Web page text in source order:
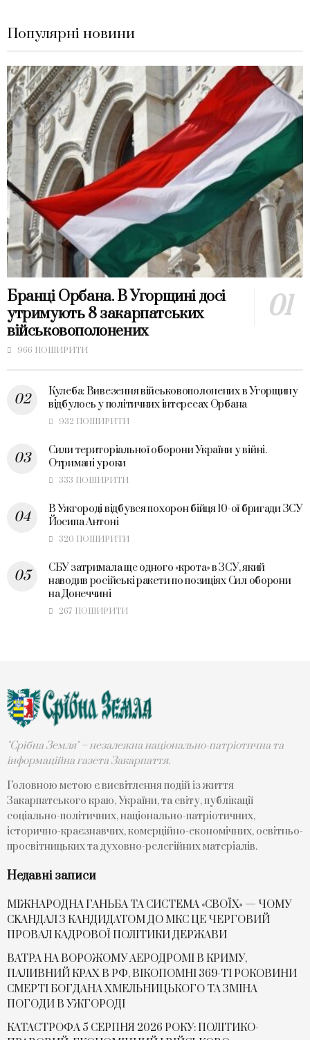
Популярні новини
Бранці Орбана. В Угорщині досі
утримують 8 закарпатських
військовополонених
966 ПОШИРИТИ
Кулеба: Вивезення військовополонених в Угорщину
відбулось у політичних інтересах Орбана
932 ПОШИРИТИ
Сили територіальної оборони України у війні.
Отримані уроки
333 ПОШИРИТИ
В Ужгороді відбувся похорон бійця 10-ої бригади ЗСУ
Йосипа Антоні
320 ПОШИРИТИ
СБУ затримала ще одного «крота» в ЗСУ, який
наводив російські ракети по позиціях Сил оборони
на Донеччині
267 ПОШИРИТИ
"Срібна Земля" – незалежна національно-патріотична та
інформаційна газета Закарпаття.
Головною метою є висвітлення подій із життя
Закарпатського краю, України, та світу, публікації
соціально-політичних, національно-патріотичних,
історично-краєзнавчих, комерційно-економічних, освітньо-
просвітницьких та духовно-релегійних матеріалів.
Недавні записи
МІЖНАРОДНА ГАНЬБА ТА СИСТЕМА «СВОЇХ» — ЧОМУ
СKАНДАЛ З КАНДИДАТОМ ДО МКС ЦЕ ЧЕРГОВИЙ
ПРОВАЛ КАДРОВОЇ ПОЛІТИКИ ДЕРЖАВИ
ВАТРА НА ВОРОЖОМУ АЕРОДРОМІ В КРИМУ,
ПАЛИВНИЙ КРАХ В РФ, ВІКОПОМНІ 369-ТІ РОКОВИНИ
СМЕРТІ БОГДАНА ХМЕЛЬНИЦЬКОГО ТА ЗМІНА
ПОГОДИ В УЖГОРОДІ
КАТАСТРОФА 5 СЕРПНЯ 2026 РОКУ: ПОЛІТИКО-